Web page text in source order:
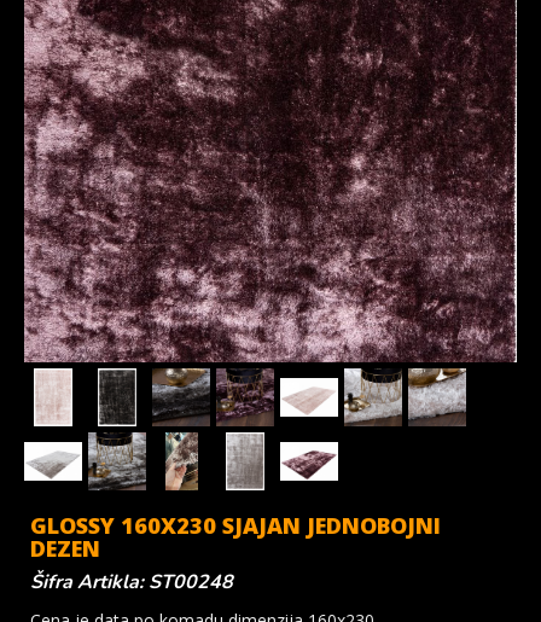
GLOSSY 160X230 SJAJAN JEDNOBOJNI
DEZEN
Šifra Artikla: ST00248